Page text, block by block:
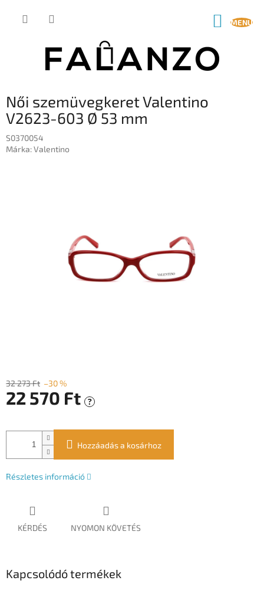
KOSÁR
Női szemüvegkeret Valentino
V2623-603 Ø 53 mm
S0370054
Márka:Valentino
32 273 Ft –30 %
22 570 Ft ?
Hozzáadás a kosárhoz
Részletes információ
KÉRDÉS NYOMON KÖVETÉS
Kapcsolódó termékek